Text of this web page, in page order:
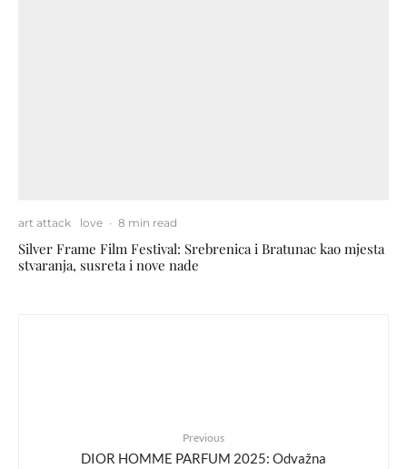
art attack love · 8 min read
Silver Frame Film Festival: Srebrenica i Bratunac kao mjesta
stvaranja, susreta i nove nade
Previous
DIOR HOMME PARFUM 2025: Odvažna